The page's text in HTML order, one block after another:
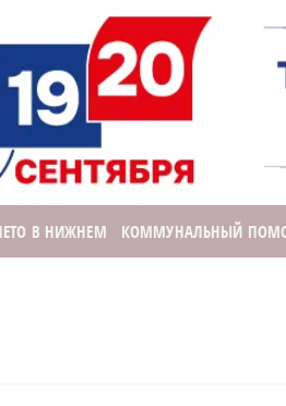
В НИЖНЕМ КОММУНАЛЬНЫЙ